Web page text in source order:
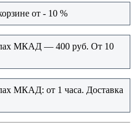
от - 10 %
МКАД — 400 руб. От 10
МКАД: от 1 часа. Доставка